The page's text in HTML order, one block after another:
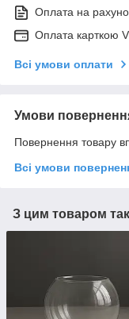
Оплата на
Оплата карткою
Всі умови оплати
Умови
Повернення товару
Всі умови
З цим товаром